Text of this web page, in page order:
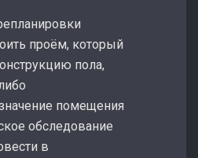
проём, который
пола,
помещения
обследование
в